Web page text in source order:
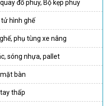
đổ phuy, Bộ kẹp phuy
tử hình ghế
phụ tùng xe nâng
sóng nhựa, pallet
bàn
thấp